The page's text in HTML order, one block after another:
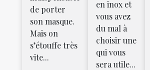
de porter
son masque.
Mais on
s’étouffe très
vite...
en inox et
vous avez
du mal à
choisir une
qui vous
sera utile...